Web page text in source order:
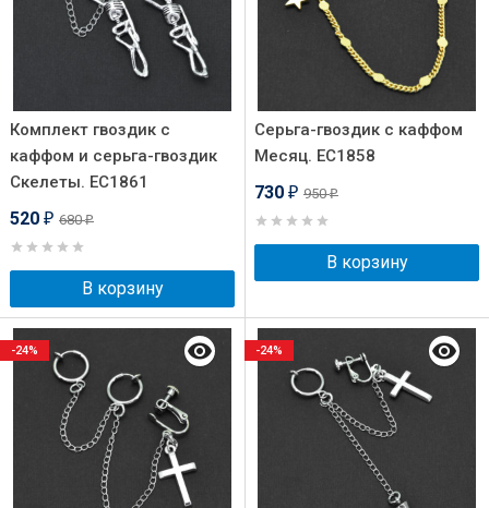
Комплект гвоздик с
каффом и серьга-гвоздик
Скелеты. EC1861
520 ₽ 680₽
В корзину
Серьга-гвоздик с каффом
Месяц. EC1858
730 ₽ 950₽
В корзину
-24% -24%